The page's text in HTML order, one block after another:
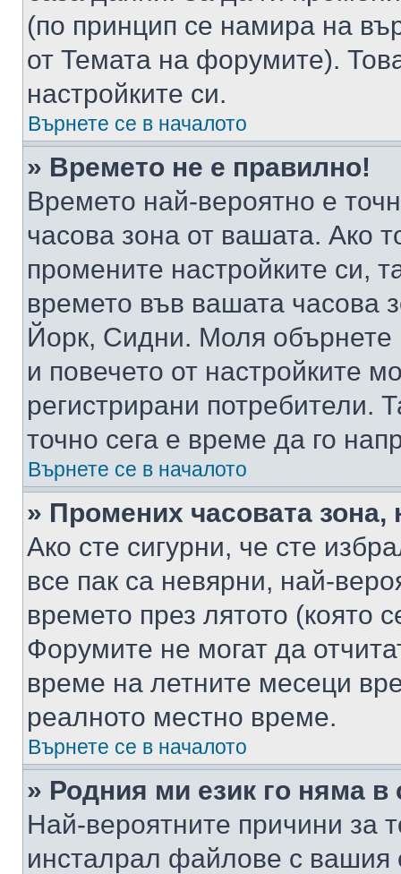
(по принцип се намира на
от Темата на форумите).
настройките си.
Върнете се в началото
» Времето не е правилно!
Времето най-вероятно е
часова зона от вашата. Ако
промените настройките си,
времето във вашата
Йорк, Сидни. Моля обърнете
и повечето от настройките
регистрирани потребители.
точно сега е време да го
Върнете се в началото
» Промених часовата
Ако сте сигурни, че сте
все пак са невярни, най-
времето през лятото (която
Форумите не могат да
време на летните месеци
реалното местно време.
Върнете се в началото
» Родния ми език го няма в
Най-вероятните причини за
инсталрал файлове с вашия